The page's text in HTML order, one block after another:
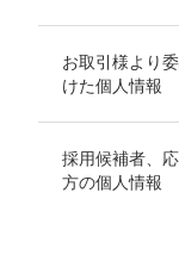
お取引様より
けた個人情報
採用候補者、
方の個人情報